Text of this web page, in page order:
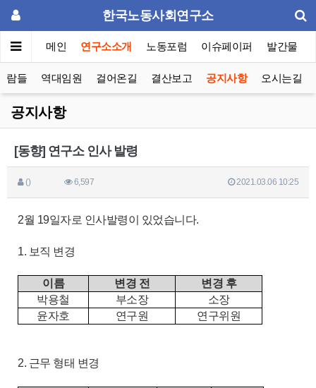
한국노동사회연구소
메인 연구소소개 노동포럼 이슈페이퍼 발간물
람들 역대임원 걸어온길 결산보고 공지사항 오시는길
공지사항
[동향] 연구소 인사 발령
() 6,597 2021.03.06 10:25
2월 19일자로 인사발령이 있었습니다.
1. 보직 변경
이름 변경 전
변경 후
박용철
부소장
소장
윤자호
연구원 연구위원
2. 근무 형태 변경